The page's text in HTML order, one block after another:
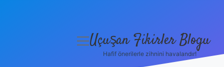
menüyü
Uçuşan Fikirler Blogu
Hafif önerilerle zihnini havalandır!